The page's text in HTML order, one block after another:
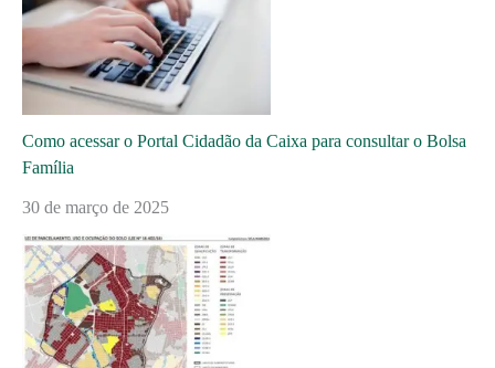
Como acessar o Portal Cidadão da Caixa para consultar o Bolsa
Família
30 de março de 2025